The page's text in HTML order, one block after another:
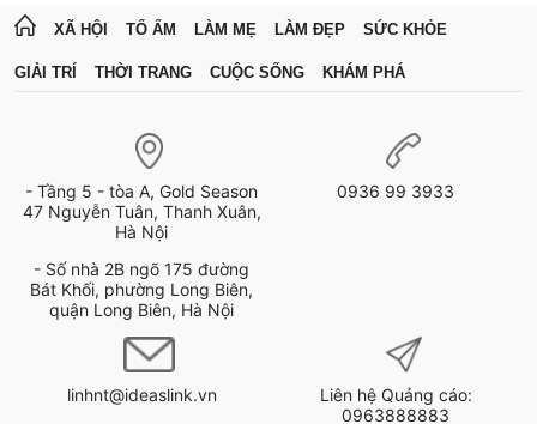
XÃ HỘI TỔ ẤM LÀM MẸ LÀM ĐẸP SỨC KHỎE
GIẢI TRÍ THỜI TRANG CUỘC SỐNG KHÁM PHÁ
- Tầng 5 - tòa A, Gold Season
47 Nguyễn Tuân, Thanh Xuân,
Hà Nội
- Số nhà 2B ngõ 175 đường
Bát Khối, phường Long Biên,
quận Long Biên, Hà Nội
0936 99 3933
linhnt@ideaslink.vn
Liên hệ Quảng cáo:
0963888883